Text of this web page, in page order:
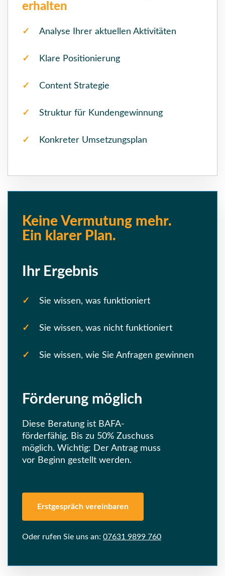
erhalten
Analyse Ihrer aktuellen Aktivitäten
Klare Positionierung
Content Strategie
Struktur für Kundengewinnung
Konkreter Umsetzungsplan
Keine Vermutung mehr.
Ein klarer Plan.
Ihr Ergebnis
Sie wissen, was funktioniert
Sie wissen, was nicht funktioniert
Sie wissen, wie Sie Anfragen gewinnen
Förderung möglich
Diese Beratung ist BAFA-
förderfähig. Bis zu 50% Zuschuss
möglich. Wichtig: Der Antrag muss
vor Beginn gestellt werden.
Erstgespräch vereinbaren
Oder rufen Sie uns an: 07631 9899 760